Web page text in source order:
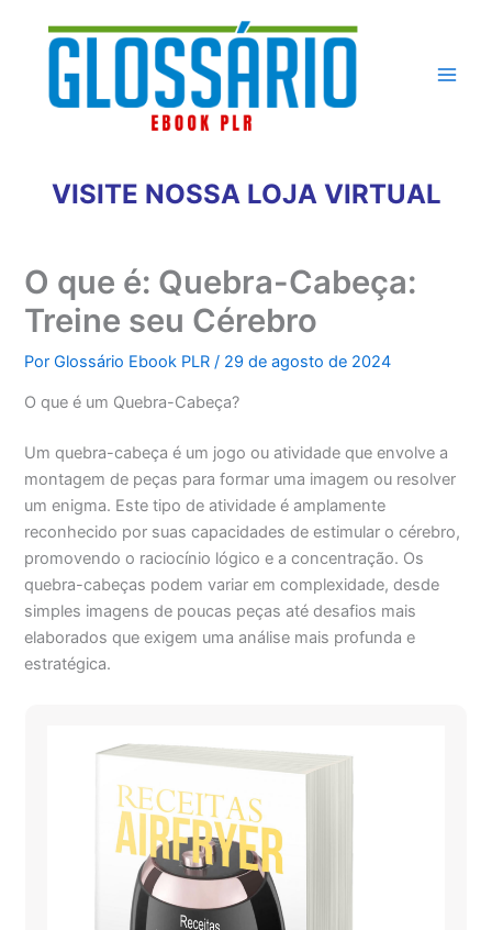
conteúdo
VISITE NOSSA LOJA VIRTUAL
O que é: Quebra-Cabeça:
Treine seu Cérebro
PorGlossário Ebook PLR/ 29 de agosto de 2024
O que é um Quebra-Cabeça?
Um quebra-cabeça é um jogo ou atividade que envolve a
montagem de peças para formar uma imagem ou resolver
um enigma. Este tipo de atividade é amplamente
reconhecido por suas capacidades de estimular o cérebro,
promovendo o raciocínio lógico e a concentração. Os
quebra-cabeças podem variar em complexidade, desde
simples imagens de poucas peças até desafios mais
elaborados que exigem uma análise mais profunda e
estratégica.